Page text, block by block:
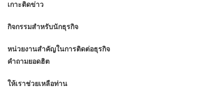
เกาะติดข่าว
กิจกรรมสำหรับนักธุรกิจ
หน่วยงานสำคัญในการติดต่อธุรกิจ
คำถามยอดฮิต
ให้เราช่วยเหลือท่าน